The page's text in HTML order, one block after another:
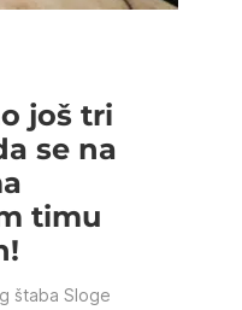
još tri
se na
timu
štaba Sloge